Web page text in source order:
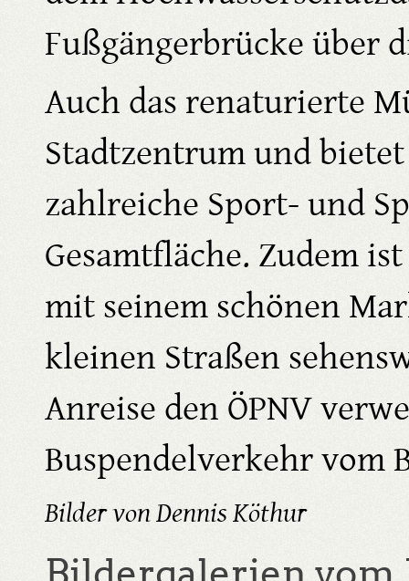
Fußgängerbrücke über
Auch das renaturierte
Stadtzentrum und
zahlreiche Sport- und
Gesamtfläche. Zudem
mit seinem schönen
kleinen Straßen
Anreise den ÖPNV
Buspendelverkehr vom
Bilder von Dennis Köthur